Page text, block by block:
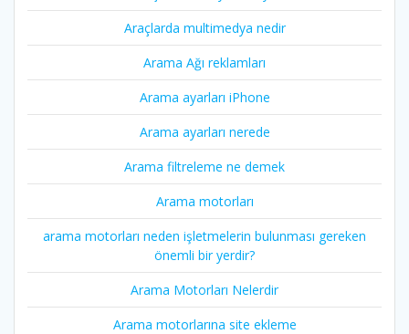
Araçlarda multimedya nedir
Arama Ağı reklamları
Arama ayarları iPhone
Arama ayarları nerede
Arama filtreleme ne demek
Arama motorları
arama motorları neden işletmelerin bulunması gereken
önemli bir yerdir?
Arama Motorları Nelerdir
Arama motorlarına site ekleme